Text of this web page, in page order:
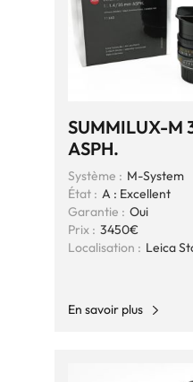
SUMMILUX-M
ASPH.
Système : M-System
État : A : Excellent
Garantie : Oui
Prix : 3450€
Localisation : Leica
En savoir plus